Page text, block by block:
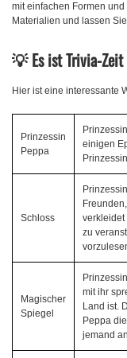
mit einfachen Formen
Materialien und lassen
💡 Es ist Trivia-Zeit
Hier ist eine interessante
Prinzessin
Peppa
einigen
Schloss
verkleidet
zu
Magischer
Spiegel
mit ihr
Land ist.
Peppa
jemand